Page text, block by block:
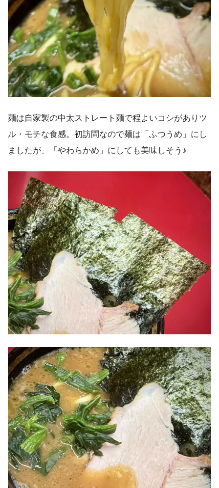
麺は自家製の中太ストレート麺で程よいコシがありツ
ル・モチな食感。初訪問なので麺は「ふつうめ」にし
ましたが、「やわらかめ」にしても美味しそう♪